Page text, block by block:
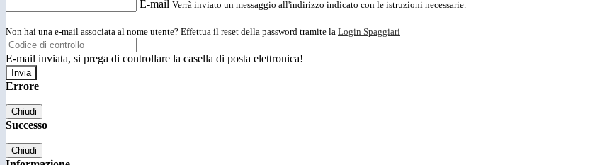
E-mail Verrà inviato un messaggio all'indirizzo indicato con le istruzioni necessarie.
Non hai una e-mail associata al nome utente? Effettua il reset della password tramite la Login Spaggiari
E-mail inviata, si prega di controllare la casella di posta elettronica!
Errore
Chiudi
Successo
Chiudi